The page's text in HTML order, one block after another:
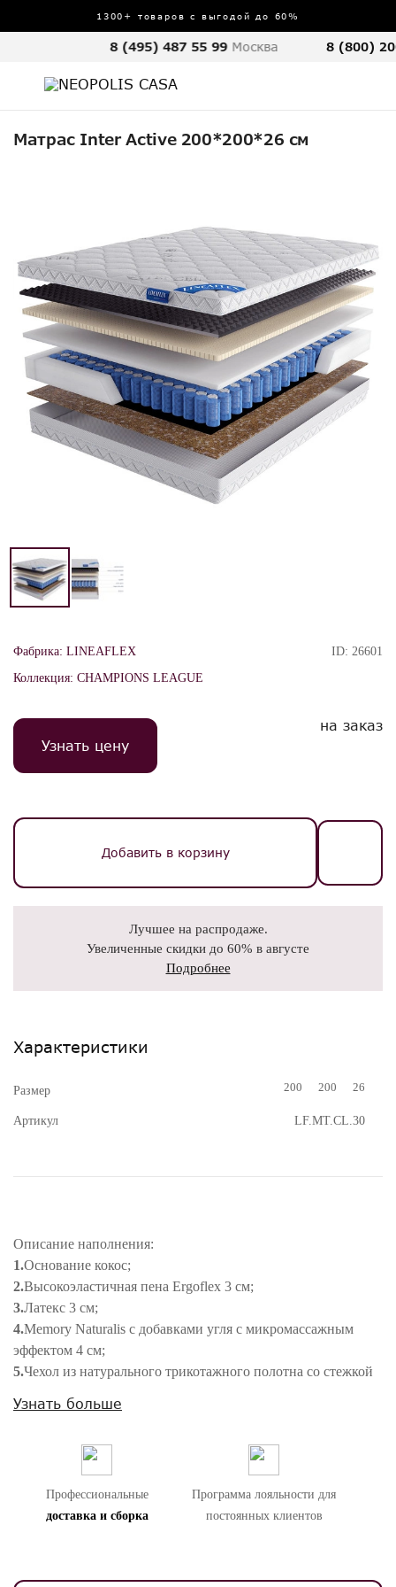
1300+ товаров с выгодой до 60%
8 (495) 487 55 99 Москва 8 (800)
Матрас Inter Active 200*200*26 см
Фабрика: LINEAFLEX
Коллекция: CHAMPIONS LEAGUE
ID: 26601
Узнать цену
на заказ
Добавить в корзину
Лучшее на распродаже.
Увеличенные скидки до 60% в августе
Подробнее
Характеристики
Размер 200 200 26
Артикул LF.MT.CL.30
Описание наполнения:
1.Основание кокос;
2.Высокоэластичная пена Ergoflex 3 см;
3.Латекс 3 см;
4.Memory Naturalis с добавками угля с микромассажным
эффектом 4 см;
5.Чехол из натурального трикотажного полотна со стежкой
ткани ;
- Средняя жесткость
- Рекомендуемая нагрузка до 160 кг (на одно спальное
место)
- Ручки для удобства переноса матраса
матраса выполнена из износостойкого, экологического
Узнать больше
Профессиональные
доставка и сборка
Программа лояльности для
постоянных клиентов